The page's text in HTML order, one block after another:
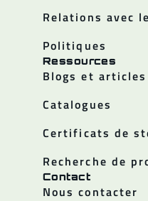
Relations avec
Politiques
Ressources
Blogs et articles
Catalogues
Certificats de
Recherche de
Contact
Nous contacter